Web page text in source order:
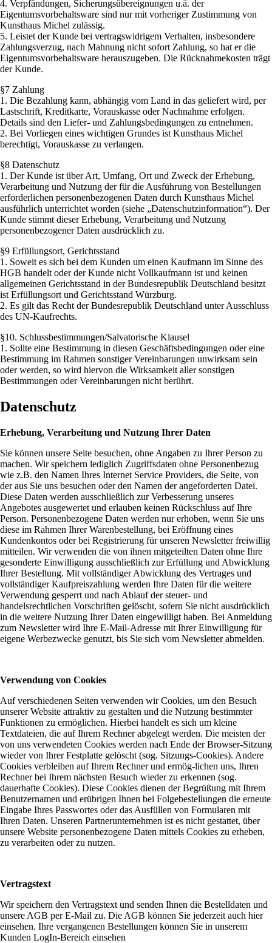
4. Verpfändungen, Sicherungsübereignungen u.ä. der
Eigentumsvorbehaltsware sind nur mit vorheriger Zustimmung von
Kunsthaus Michel zulässig.
5. Leistet der Kunde bei vertragswidrigem Verhalten, insbesondere
Zahlungsverzug, nach Mahnung nicht sofort Zahlung, so hat er die
Eigentumsvorbehaltsware herauszugeben. Die Rücknahmekosten trägt
der Kunde.
§7 Zahlung
1. Die Bezahlung kann, abhängig vom Land in das geliefert wird, per
Lastschrift, Kreditkarte, Vorauskasse oder Nachnahme erfolgen.
Details sind den Liefer- und Zahlungsbedingungen zu entnehmen.
2. Bei Vorliegen eines wichtigen Grundes ist Kunsthaus Michel
berechtigt, Vorauskasse zu verlangen.
§8 Datenschutz
1. Der Kunde ist über Art, Umfang, Ort und Zweck der Erhebung,
Verarbeitung und Nutzung der für die Ausführung von Bestellungen
erforderlichen personenbezogenen Daten durch Kunsthaus Michel
ausführlich unterrichtet worden (siehe „Datenschutzinformation“). Der
Kunde stimmt dieser Erhebung, Verarbeitung und Nutzung
personenbezogener Daten ausdrücklich zu.
§9 Erfüllungsort, Gerichtsstand
1. Soweit es sich bei dem Kunden um einen Kaufmann im Sinne des
HGB handelt oder der Kunde nicht Vollkaufmann ist und keinen
allgemeinen Gerichtsstand in der Bundesrepublik Deutschland besitzt
ist Erfüllungsort und Gerichtsstand Würzburg.
2. Es gilt das Recht der Bundesrepublik Deutschland unter Ausschluss
des UN-Kaufrechts.
§10. Schlussbestimmungen/Salvatorische Klausel
1. Sollte eine Bestimmung in diesen Geschäftsbedingungen oder eine
Bestimmung im Rahmen sonstiger Vereinbarungen unwirksam sein
oder werden, so wird hiervon die Wirksamkeit aller sonstigen
Bestimmungen oder Vereinbarungen nicht berührt.
Datenschutz
Erhebung, Verarbeitung und Nutzung Ihrer Daten
Sie können unsere Seite besuchen, ohne Angaben zu Ihrer Person zu
machen. Wir speichern lediglich Zugriffsdaten ohne Personenbezug
wie z.B. den Namen Ihres Internet Service Providers, die Seite, von
der aus Sie uns besuchen oder den Namen der angeforderten Datei.
Diese Daten werden ausschließlich zur Verbesserung unseres
Angebotes ausgewertet und erlauben keinen Rückschluss auf Ihre
Person. Personenbezogene Daten werden nur erhoben, wenn Sie uns
diese im Rahmen Ihrer Warenbestellung, bei Eröffnung eines
Kundenkontos oder bei Registrierung für unseren Newsletter freiwillig
mitteilen. Wir verwenden die von ihnen mitgeteilten Daten ohne Ihre
gesonderte Einwilligung ausschließlich zur Erfüllung und Abwicklung
Ihrer Bestellung. Mit vollständiger Abwicklung des Vertrages und
vollständiger Kaufpreiszahlung werden Ihre Daten für die weitere
Verwendung gesperrt und nach Ablauf der steuer- und
handelsrechtlichen Vorschriften gelöscht, sofern Sie nicht ausdrücklich
in die weitere Nutzung Ihrer Daten eingewilligt haben. Bei Anmeldung
zum Newsletter wird Ihre E-Mail-Adresse mit Ihrer Einwilligung für
eigene Werbezwecke genutzt, bis Sie sich vom Newsletter abmelden.
Verwendung von Cookies
Auf verschiedenen Seiten verwenden wir Cookies, um den Besuch
unserer Website attraktiv zu gestalten und die Nutzung bestimmter
Funktionen zu ermöglichen. Hierbei handelt es sich um kleine
Textdateien, die auf Ihrem Rechner abgelegt werden. Die meisten der
von uns verwendeten Cookies werden nach Ende der Browser-Sitzung
wieder von Ihrer Festplatte gelöscht (sog. Sitzungs-Cookies). Andere
Cookies verbleiben auf Ihrem Rechner und ermög-lichen uns, Ihren
Rechner bei Ihrem nächsten Besuch wieder zu erkennen (sog.
dauerhafte Cookies). Diese Cookies dienen der Begrüßung mit Ihrem
Benutzernamen und erübrigen Ihnen bei Folgebestellungen die erneute
Eingabe Ihres Passwortes oder das Ausfüllen von Formularen mit
Ihren Daten. Unseren Partnerunternehmen ist es nicht gestattet, über
unsere Website personenbezogene Daten mittels Cookies zu erheben,
zu verarbeiten oder zu nutzen.
Vertragstext
Wir speichern den Vertragstext und senden Ihnen die Bestelldaten und
unsere AGB per E-Mail zu. Die AGB können Sie jederzeit auch hier
einsehen. Ihre vergangenen Bestellungen können Sie in unserem
Kunden LogIn-Bereich einsehen